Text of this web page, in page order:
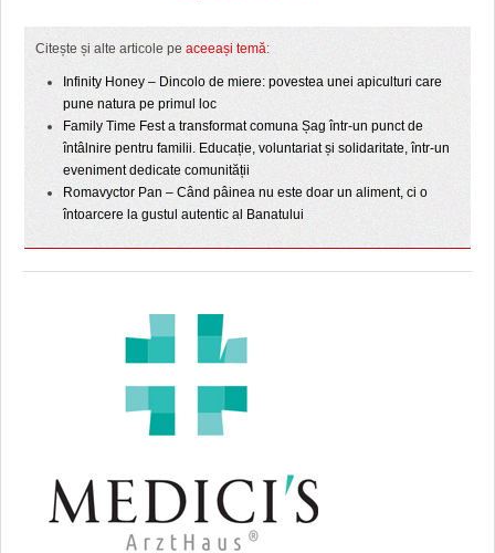
Citește și alte articole pe aceeași temă:
Infinity Honey – Dincolo de miere: povestea unei apiculturi care
pune natura pe primul loc
Family Time Fest a transformat comuna Șag într-un punct de
întâlnire pentru familii. Educație, voluntariat și solidaritate, într-un
eveniment dedicate comunității
Romavyctor Pan – Când pâinea nu este doar un aliment, ci o
întoarcere la gustul autentic al Banatului